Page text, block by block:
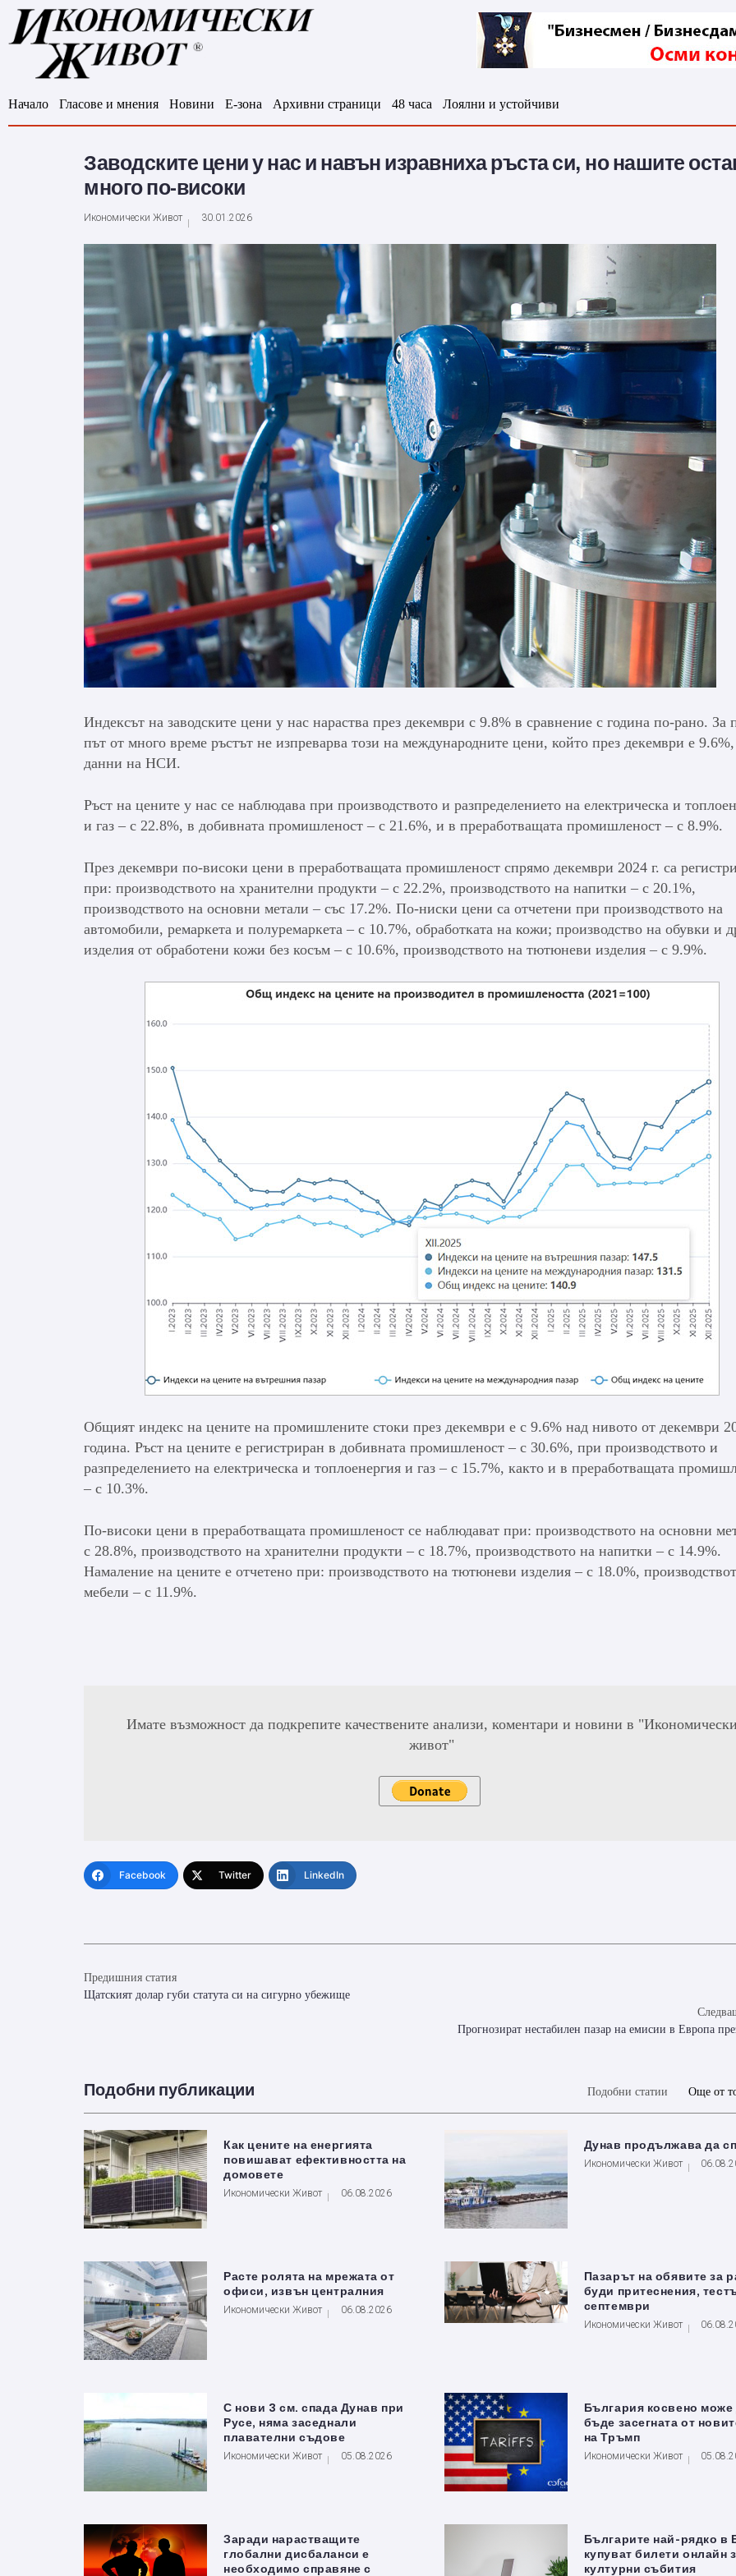
Начало Гласове и мнения Новини Е-зона Архивни страници 48 часа Лоялни и устойчиви
Заводските цени у нас и навън изравниха ръста си, но нашите
много по-високи
Икономически Живот 30.01.2026
Индексът на заводските цени у нас нараства през декември с 9.8% в сравнение с година по-рано. За
път от много време ръстът не изпреварва този на международните цени, който през декември е 9.6%,
данни на НСИ.
Ръст на цените у нас се наблюдава при производството и разпределението на електрическа и
и газ – с 22.8%, в добивната промишленост – с 21.6%, и в преработващата промишленост – с 8.9%.
През декември по-високи цени в преработващата промишленост спрямо декември 2024 г. са
при: производството на хранителни продукти – с 22.2%, производството на напитки – с 20.1%,
производството на основни метали – със 17.2%. По-ниски цени са отчетени при производството на
автомобили, ремаркета и полуремаркета – с 10.7%, обработката на кожи; производство на обувки и
изделия от обработени кожи без косъм – с 10.6%, производството на тютюневи изделия – с 9.9%.
Общият индекс на цените на промишлените стоки през декември е с 9.6% над нивото от декември
година. Ръст на цените е регистриран в добивната промишленост – с 30.6%, при производството и
разпределението на електрическа и топлоенергия и газ – с 15.7%, както и в преработващата
– с 10.3%.
По-високи цени в преработващата промишленост се наблюдават при: производството на основни
с 28.8%, производството на хранителни продукти – с 18.7%, производството на напитки – с 14.9%.
Намаление на цените е отчетено при: производството на тютюневи изделия – с 18.0%,
мебели – с 11.9%.
Имате възможност да подкрепите качествените анализи, коментари и новини в "Икономически
живот"
Facebook Twitter LinkedIn
Предишния статия
Щатският долар губи статута си на сигурно убежище
Прогнозират нестабилен пазар на емисии в Европа
Подобни публикации Подобни статии Още от
Как цените на енергията
повишават ефективността на
домовете
Икономически Живот 06.08.2026
Дунав продължава да
Икономически Живот
Расте ролята на мрежата от
офиси, извън централния
Икономически Живот 06.08.2026
Пазарът на обявите за
буди притеснения,
септември
Икономически Живот
С нови 3 см. спада Дунав при
Русе, няма заседнали
плавателни съдове
Икономически Живот 05.08.2026
България косвено може
бъде засегната от
на Тръмп
Икономически Живот
Заради нарастващите
глобални дисбаланси е
необходимо справяне с
Българите най-рядко в
купуват билети онлайн
културни събития